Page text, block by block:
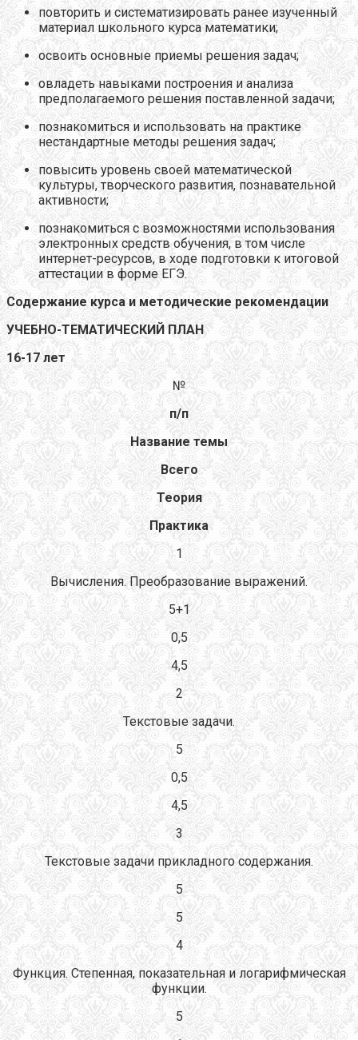
повторить и систематизировать ранее изученный
материал школьного курса математики;
освоить основные приемы решения задач;
овладеть навыками построения и анализа
предполагаемого решения поставленной задачи;
познакомиться и использовать на практике
нестандартные методы решения задач;
повысить уровень своей математической
культуры, творческого развития, познавательной
активности;
познакомиться с возможностями использования
электронных средств обучения, в том числе
интернет-ресурсов, в ходе подготовки к итоговой
аттестации в форме ЕГЭ.
Содержание курса и методические рекомендации
УЧЕБНО-ТЕМАТИЧЕСКИЙ ПЛАН
16-17 лет
№
п/п
Название темы
Всего
Теория
Практика
1
Вычисления. Преобразование выражений.
5+1
0,5
4,5
2
Текстовые задачи.
5
0,5
4,5
3
Текстовые задачи прикладного содержания.
5
5
4
Функция. Степенная, показательная и логарифмическая
функции.
5